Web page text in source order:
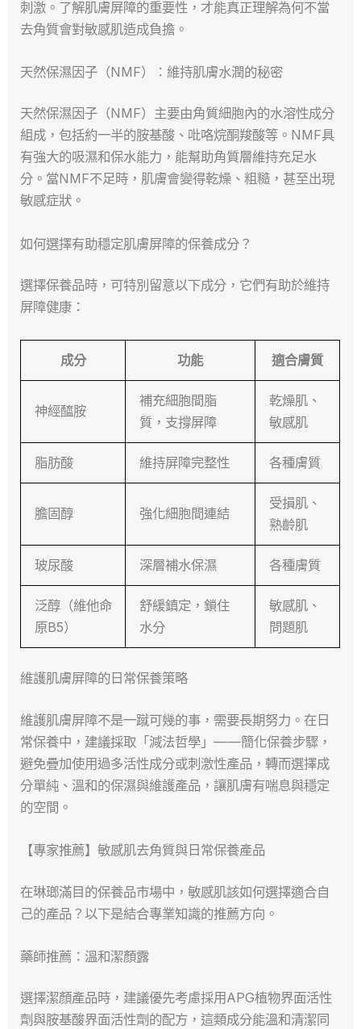
刺激。了解肌膚屏障的重要性，才能真正理解為何不當
去角質會對敏感肌造成負擔。
天然保濕因子（NMF）：維持肌膚水潤的秘密
天然保濕因子（NMF）主要由角質細胞內的水溶性成分
組成，包括約一半的胺基酸、吡咯烷酮羧酸等。NMF具
有強大的吸濕和保水能力，能幫助角質層維持充足水
分。當NMF不足時，肌膚會變得乾燥、粗糙，甚至出現
敏感症狀。
如何選擇有助穩定肌膚屏障的保養成分？
選擇保養品時，可特別留意以下成分，它們有助於維持
屏障健康：
成分 功能 適合膚質
神經醯胺
補充細胞間脂
質，支撐屏障
乾燥肌、
敏感肌
脂肪酸 維持屏障完整性 各種膚質
膽固醇 強化細胞間連結
受損肌、
熟齡肌
玻尿酸 深層補水保濕 各種膚質
泛醇（維他命
原B5）
舒緩鎮定，鎖住
水分
敏感肌、
問題肌
維護肌膚屏障的日常保養策略
維護肌膚屏障不是一蹴可幾的事，需要長期努力。在日
常保養中，建議採取「減法哲學」——簡化保養步驟，
避免疊加使用過多活性成分或刺激性產品，轉而選擇成
分單純、溫和的保濕與維護產品，讓肌膚有喘息與穩定
的空間。
【專家推薦】敏感肌去角質與日常保養產品
在琳瑯滿目的保養品市場中，敏感肌該如何選擇適合自
己的產品？以下是結合專業知識的推薦方向。
藥師推薦：溫和潔顏露
選擇潔顏產品時，建議優先考慮採用APG植物界面活性
劑與胺基酸界面活性劑的配方，這類成分能溫和清潔同